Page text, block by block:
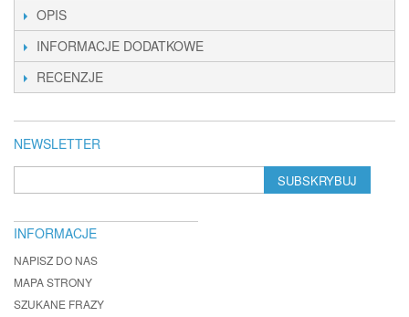
OPIS
INFORMACJE DODATKOWE
RECENZJE
NEWSLETTER
SUBSKRYBUJ
INFORMACJE
NAPISZ DO NAS
MAPA STRONY
SZUKANE FRAZY